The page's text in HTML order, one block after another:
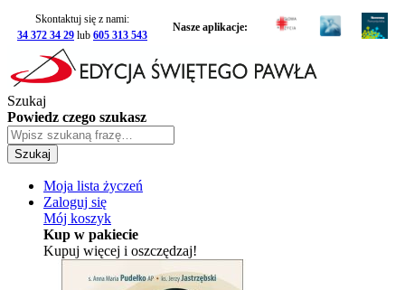
Skontaktuj się z nami:
34 372 34 29 lub 605 313 543
Nasze aplikacje:
Szukaj
Powiedz czego szukasz
Szukaj
Moja lista życzeń
Zaloguj się
Mój koszyk
Kup w pakiecie
Kupuj więcej i oszczędzaj!